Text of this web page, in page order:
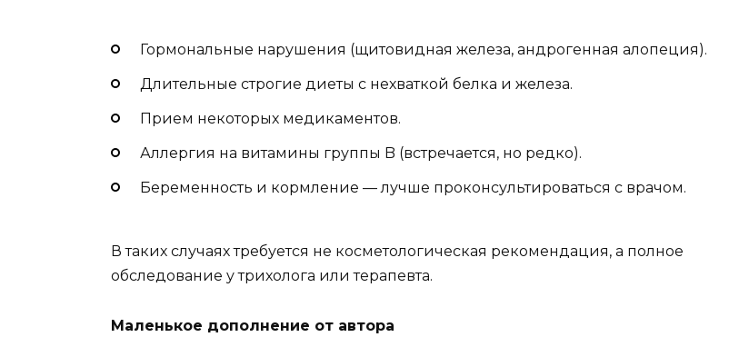
Гормональные нарушения (щитовидная железа, андрогенная алопеция).
Длительные строгие диеты с нехваткой белка и железа.
Прием некоторых медикаментов.
Аллергия на витамины группы B (встречается, но редко).
Беременность и кормление — лучше проконсультироваться с врачом.
В таких случаях требуется не косметологическая рекомендация, а полное
обследование у трихолога или терапевта.
Маленькое дополнение от автора